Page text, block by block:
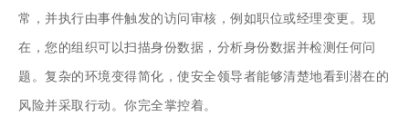
常，并执行由事件触发的访问审核，例如职位或经理变更。现
在，您的组织可以扫描身份数据，分析身份数据并检测任何问
题。复杂的环境变得简化，使安全领导者能够清楚地看到潜在的
风险并采取行动。你完全掌控着。